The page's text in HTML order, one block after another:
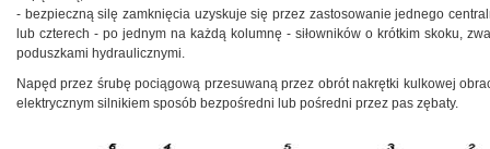
- bezpieczną silę zamknięcia uzyskuje się przez zastosowanie jednego
lub czterech - po jednym na każdą kolumnę - siłowników o krótkim skoku,
poduszkami hydraulicznymi.
Napęd przez śrubę pociągową przesuwaną przez obrót nakrętki kulkowej
elektrycznym silnikiem sposób bezpośredni lub pośredni przez pas zębaty.